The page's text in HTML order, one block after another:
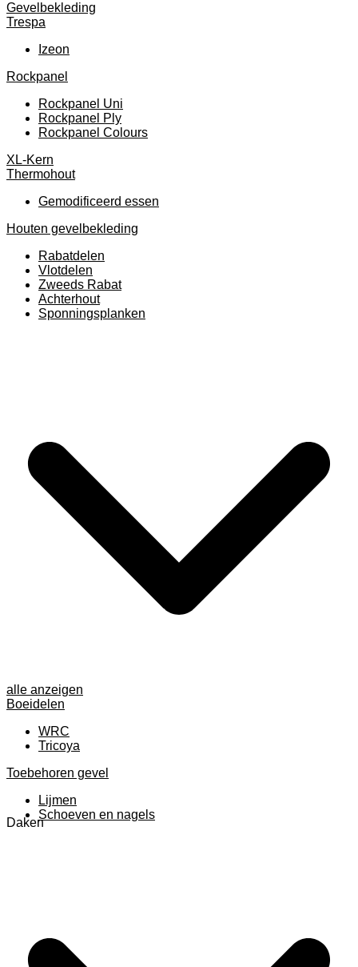
Gevelbekleding
Trespa
Izeon
Rockpanel
Rockpanel Uni
Rockpanel Ply
Rockpanel Colours
XL-Kern
Thermohout
Gemodificeerd essen
Houten gevelbekleding
Rabatdelen
Vlotdelen
Zweeds Rabat
Achterhout
Sponningsplanken
alle anzeigen
Boeidelen
WRC
Tricoya
Toebehoren gevel
Lijmen
Schoeven en nagels
Daken